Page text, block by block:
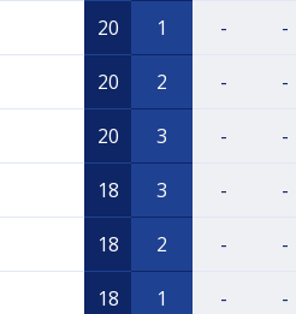
20 1 - -
20 2 - -
20 3 - -
18 3 - -
18 2 - -
18 1 - -